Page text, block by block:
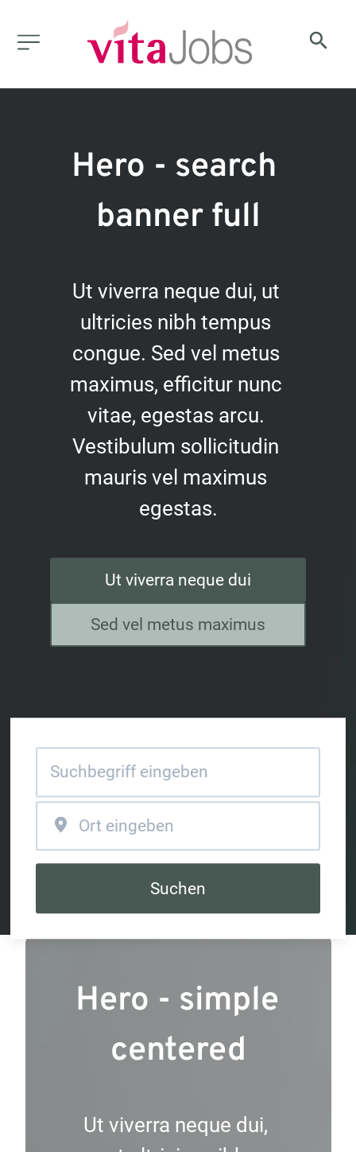
Hero - search
banner full
Ut viverra neque dui, ut
ultricies nibh tempus
congue. Sed vel metus
maximus, efficitur nunc
vitae, egestas arcu.
Vestibulum sollicitudin
mauris vel maximus
egestas.
Ut viverra neque dui
Sed vel metus maximus
Suchen
Hero - simple
centered
Ut viverra neque dui,